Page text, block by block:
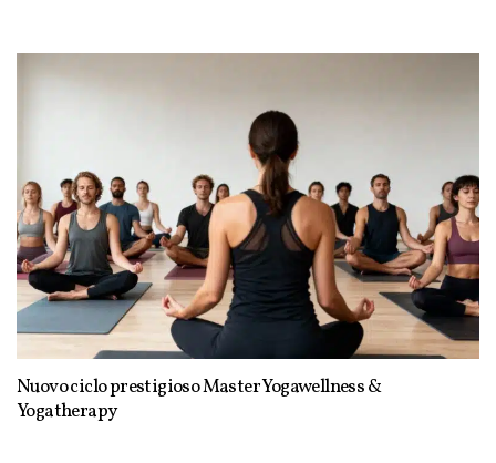
Nuovo ciclo prestigioso Master Yogawellness &
Yogatherapy